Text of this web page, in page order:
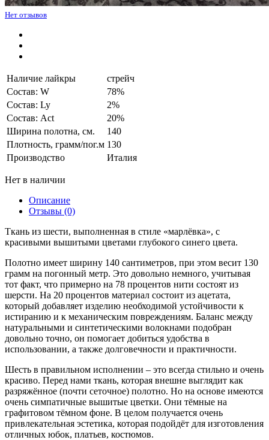
Нет отзывов
Наличие лайкры
стрейч
Состав: W
78%
Состав: Ly
2%
Состав: Act
20%
Ширина полотна, см.
140
Плотность, грамм/пог.м 130
Производство
Италия
Нет в наличии
Описание
Отзывы (0)
Ткань из шести, выполненная в стиле «марлёвка», с
красивыми вышитыми цветами глубокого синего цвета.
Полотно имеет ширину 140 сантиметров, при этом весит 130
грамм на погонный метр. Это довольно немного, учитывая
тот факт, что примерно на 78 процентов нити состоят из
шерсти. На 20 процентов материал состоит из ацетата,
который добавляет изделию необходимой устойчивости к
истиранию и к механическим повреждениям. Баланс между
натуральными и синтетическими волокнами подобран
довольно точно, он помогает добиться удобства в
использовании, а также долговечности и практичности.
Шесть в правильном исполнении – это всегда стильно и очень
красиво. Перед нами ткань, которая внешне выглядит как
разряжённое (почти сеточное) полотно. Но на основе имеются
очень симпатичные вышитые цветки. Они тёмные на
графитовом тёмном фоне. В целом получается очень
привлекательная эстетика, которая подойдёт для изготовления
отличных юбок, платьев, костюмов.